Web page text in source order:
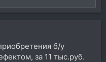
б/у
за 11 тыс.руб.